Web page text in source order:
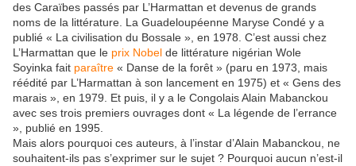
des Caraïbes passés par L’Harmattan et devenus de grands
noms de la littérature. La Guadeloupéenne Maryse Condé y a
publié « La civilisation du Bossale », en 1978. C’est aussi chez
L’Harmattan que le prix Nobel de littérature nigérian Wole
Soyinka fait paraître « Danse de la forêt » (paru en 1973, mais
réédité par L’Harmattan à son lancement en 1975) et « Gens des
marais », en 1979. Et puis, il y a le Congolais Alain Mabanckou
avec ses trois premiers ouvrages dont « La légende de l’errance
», publié en 1995.
Mais alors pourquoi ces auteurs, à l’instar d’Alain Mabanckou, ne
souhaitent-ils pas s’exprimer sur le sujet ? Pourquoi aucun n’est-il